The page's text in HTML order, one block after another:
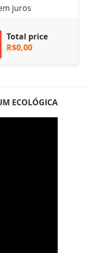
juros
Total price
R$0,00
ECOLÓGICA